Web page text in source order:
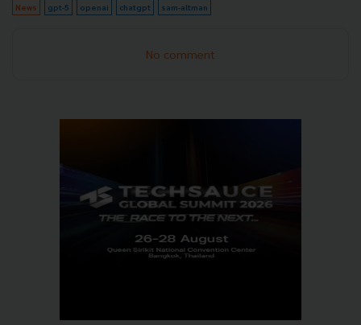
News gpt-5 openai chatgpt sam-altman
No comment